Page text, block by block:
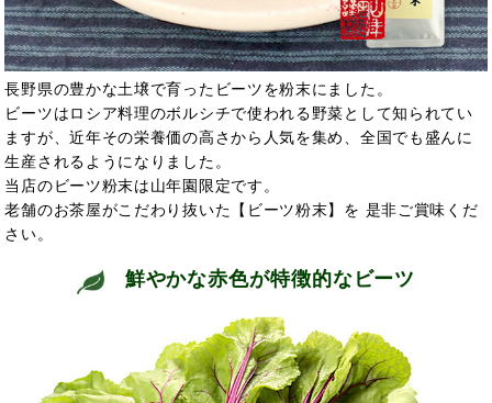
長野県の豊かな土壌で育ったビーツを粉末にました。
ビーツはロシア料理のボルシチで使われる野菜として知られてい
ますが、近年その栄養価の高さから人気を集め、全国でも盛んに
生産されるようになりました。
当店のビーツ粉末は山年園限定です。
老舗のお茶屋がこだわり抜いた【ビーツ粉末】を 是非ご賞味くだ
さい。
鮮やかな赤色が特徴的なビーツ